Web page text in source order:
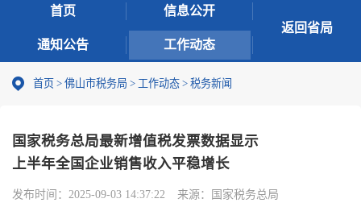
首页 信息公开
通知公告 工作动态
返回省局
首页 > 佛山市税务局 > 工作动态 > 税务新闻
国家税务总局最新增值税发票数据显示
上半年全国企业销售收入平稳增长
发布时间： 2025-09-03 14:37:22 来源：
国家税务总局